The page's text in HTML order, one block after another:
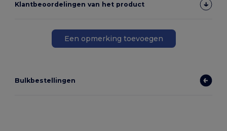
Klantbeoordelingen van het product
Een opmerking toevoegen
Bulkbestellingen